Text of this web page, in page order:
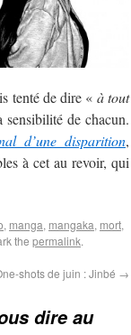
tenté de dire « à tout
de chacun.
d’une disparition,
à cet au revoir, qui
, manga, mangaka, mort,
the permalink.
shots de juin : Jinbé →
dire au